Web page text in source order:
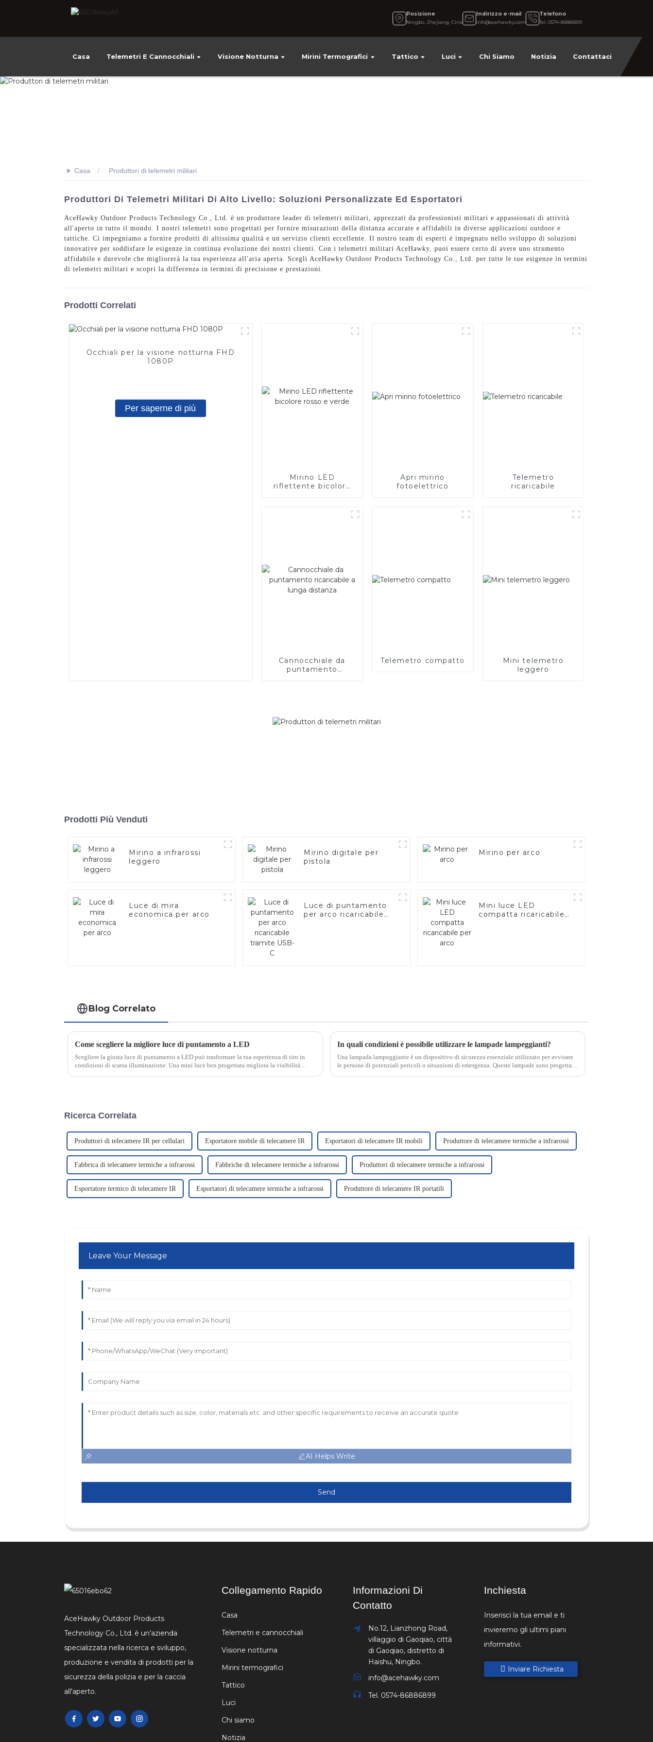
Posizione
Ningbo, Zhejiang, Cina
Indirizzo e-mail
info@acehawky.com
Telefono
Tel. 0574-86886899
Casa Telemetri E Cannocchiali Visione Notturna Mirini Termografici Tattico Luci Chi Siamo Notizia Contattaci
>> Casa Produttori di telemetri militari
Produttori Di Telemetri Militari Di Alto Livello: Soluzioni Personalizzate Ed Esportatori
AceHawky Outdoor Products Technology Co., Ltd. è un produttore leader di telemetri militari, apprezzati da professionisti militari e appassionati di attività
all'aperto in tutto il mondo. I nostri telemetri sono progettati per fornire misurazioni della distanza accurate e affidabili in diverse applicazioni outdoor e
tattiche. Ci impegniamo a fornire prodotti di altissima qualità e un servizio clienti eccellente. Il nostro team di esperti è impegnato nello sviluppo di soluzioni
innovative per soddisfare le esigenze in continua evoluzione dei nostri clienti. Con i telemetri militari AceHawky, puoi essere certo di avere uno strumento
affidabile e durevole che migliorerà la tua esperienza all'aria aperta. Scegli AceHawky Outdoor Products Technology Co., Ltd. per tutte le tue esigenze in termini
di telemetri militari e scopri la differenza in termini di precisione e prestazioni.
Prodotti Correlati
Occhiali per la visione notturna FHD
1080P
Per saperne di più
Mirino LED
riflettente bicolore
Apri mirino
fotoelettrico
Telemetro
ricaricabile
Cannocchiale da
puntamento
Telemetro compatto
Mini telemetro
leggero
Prodotti Più Venduti
Mirino a infrarossi
leggero
Mirino digitale per
pistola
Mirino per arco
Luce di mira
economica per arco
Luce di puntamento
per arco ricaricabile
Mini luce LED
compatta ricaricabile
Blog Correlato
Come scegliere la migliore luce di puntamento a LED
Scegliere la giusta luce di puntamento a LED può trasformare la tua esperienza di tiro in
condizioni di scarsa illuminazione. Una mini luce ben progettata migliora la visibilità
In quali condizioni è possibile utilizzare le lampade lampeggianti?
Una lampada lampeggiante è un dispositivo di sicurezza essenziale utilizzato per avvisare
le persone di potenziali pericoli o situazioni di emergenza. Queste lampade sono progettate
Ricerca Correlata
Produttori di telecamere IR per cellulari Esportatore mobile di telecamere IR Esportatori di telecamere IR mobili Produttore di telecamere termiche a infrarossi
Fabbrica di telecamere termiche a infrarossi Fabbriche di telecamere termiche a infrarossi Produttori di telecamere termiche a infrarossi
Esportatore termico di telecamere IR Esportatori di telecamere termiche a infrarossi Produttore di telecamere IR portatili
Leave Your Message
AI Helps Write
Send
AceHawky Outdoor Products
Technology Co., Ltd. è un'azienda
specializzata nella ricerca e sviluppo,
produzione e vendita di prodotti per la
sicurezza della polizia e per la caccia
all'aperto.
Collegamento Rapido
Casa
Telemetri e cannocchiali
Visione notturna
Mirini termografici
Tattico
Luci
Chi siamo
Notizia
Informazioni Di
Contatto
No.12, Lianzhong Road,
villaggio di Gaoqiao, città
di Gaoqiao, distretto di
Haishu, Ningbo.
info@acehawky.com
Tel. 0574-86886899
Inchiesta
Inserisci la tua email e ti
invieremo gli ultimi piani
informativi.
Inviare Richiesta